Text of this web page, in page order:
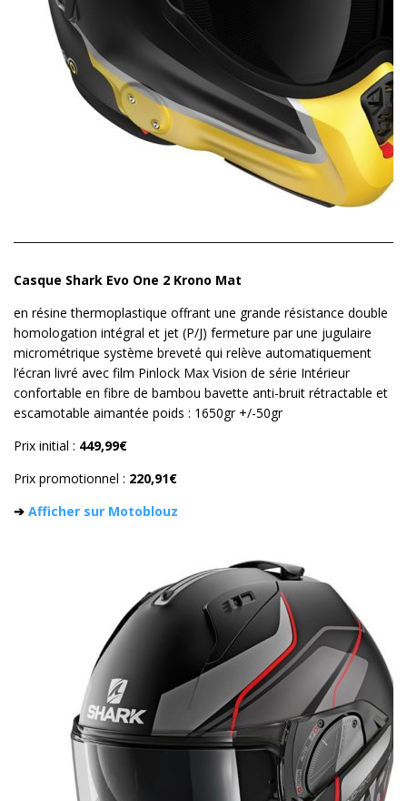
Casque Shark Evo One 2 Krono Mat
en résine thermoplastique offrant une grande résistance double
homologation intégral et jet (P/J) fermeture par une jugulaire
micrométrique système breveté qui relève automatiquement
l’écran livré avec film Pinlock Max Vision de série Intérieur
confortable en fibre de bambou bavette anti-bruit rétractable et
escamotable aimantée poids : 1650gr +/-50gr
Prix initial : 449,99€
Prix promotionnel : 220,91€
➔ Afficher sur Motoblouz